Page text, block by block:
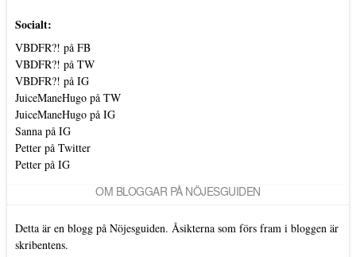
Socialt:
VBDFR?! på FB
VBDFR?! på TW
VBDFR?! på IG
JuiceManeHugo på TW
JuiceManeHugo på IG
Sanna på IG
Petter på Twitter
Petter på IG
OM BLOGGAR PÅ NÖJESGUIDEN
Detta är en blogg på Nöjesguiden. Åsikterna som förs fram i bloggen är
skribentens.